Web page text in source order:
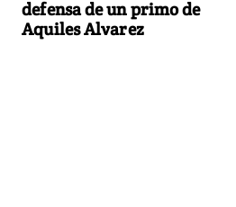
defensa de un primo de
Aquiles Alvarez